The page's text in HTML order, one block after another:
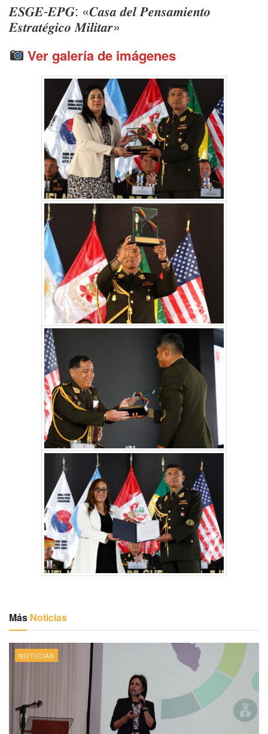
𝑬𝑺𝑮𝑬-𝑬𝑷𝑮: «𝑪𝒂𝒔𝒂 𝒅𝒆𝒍 𝑷𝒆𝒏𝒔𝒂𝒎𝒊𝒆𝒏𝒕𝒐
𝑬𝒔𝒕𝒓𝒂𝒕𝒆́𝒈𝒊𝒄𝒐 𝑴𝒊𝒍𝒊𝒕𝒂𝒓»
Ver galería de imágenes
Más Noticias
NOTICIAS